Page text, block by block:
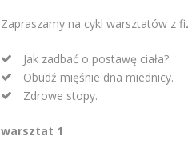
Zapraszamy na cykl warsztatów z
Jak zadbać o postawę ciała?
Obudź mięśnie dna miednicy.
Zdrowe stopy.
warsztat 1